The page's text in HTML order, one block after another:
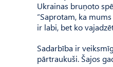
Ukrainas bruņoto
“Saprotam, ka
ir labi, bet ko
Sadarbība ir
pārtraukuši. Šajos